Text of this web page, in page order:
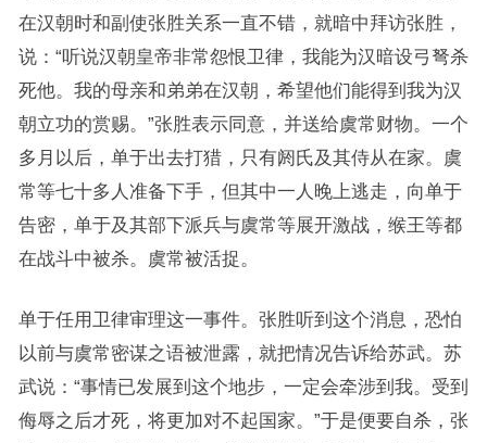
在汉朝时和副使张胜关系一直不错，就暗中拜访张胜，
说：“听说汉朝皇帝非常怨恨卫律，我能为汉暗设弓弩杀
死他。我的母亲和弟弟在汉朝，希望他们能得到我为汉
朝立功的赏赐。”张胜表示同意，并送给虞常财物。一个
多月以后，单于出去打猎，只有阏氏及其侍从在家。虞
常等七十多人准备下手，但其中一人晚上逃走，向单于
告密，单于及其部下派兵与虞常等展开激战，缑王等都
在战斗中被杀。虞常被活捉。
单于任用卫律审理这一事件。张胜听到这个消息，恐怕
以前与虞常密谋之语被泄露，就把情况告诉给苏武。苏
武说：“事情已发展到这个地步，一定会牵涉到我。受到
侮辱之后才死，将更加对不起国家。”于是便要自杀，张